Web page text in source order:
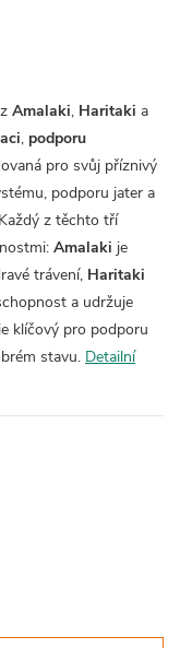
Amalaki, Haritaki a
, podporu
pro svůj příznivý
podporu jater a
z těchto tří
Amalaki je
trávení, Haritaki
a udržuje
je klíčový pro podporu
stavu. Detailní